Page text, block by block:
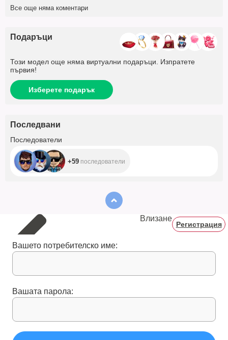
Все още няма коментари
Подаръци
Този модел още няма виртуални подаръци. Изпратете
първия!
Изберете подарък
Последвани
Последователи
+59 последователи
Влизане
Регистрация
Вашето потребителско име:
Вашата парола: